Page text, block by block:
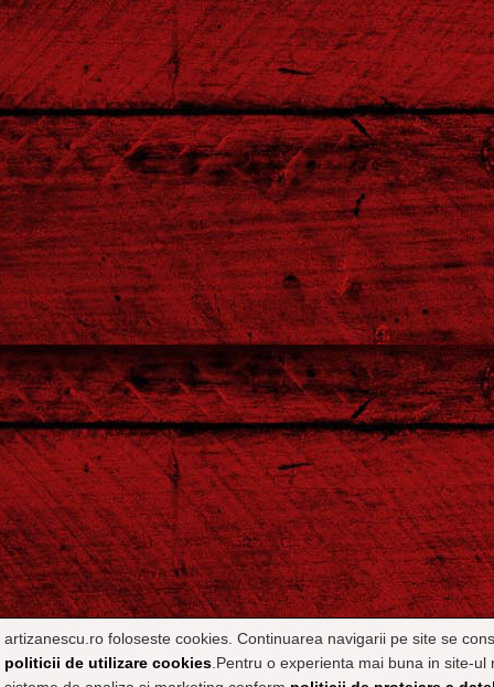
artizanescu.ro foloseste cookies. Continuarea navigarii pe site se
politicii de utilizare cookies .Pentru o experienta mai buna in site-ul